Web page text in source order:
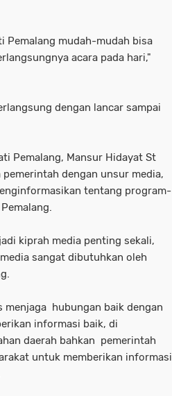
Pemalang mudah-mudah bisa
acara pada hari,"
dengan lancar sampai
Pemalang, Mansur Hidayat St
dengan unsur media,
tentang program-
kiprah media penting sekali,
sangat dibutuhkan oleh
menjaga hubungan baik dengan
informasi baik, di
daerah bahkan pemerintah
untuk memberikan informasi